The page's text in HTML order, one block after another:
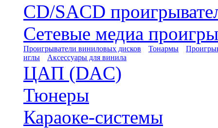
CD/SACD
Сетевые медиа
Проигрыватели виниловых дисков Тонармы
иглы
Аксессуары для винила
ЦАП (DAC)
Тюнеры
Караоке-системы